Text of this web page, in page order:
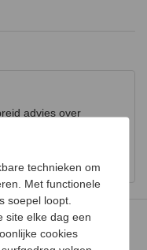
advies over
technieken om
Met functionele
soepel loopt.
site elke dag een
cookies